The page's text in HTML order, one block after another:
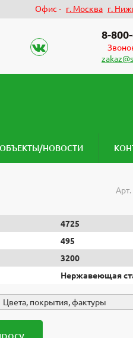
Офис - г. Москва г.
8-
НОВОСТИ
Арт.
4725
495
3200
Нержавеющая
Цвета, покрытия, фактуры